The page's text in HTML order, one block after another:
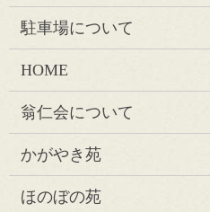
駐車場について
HOME
翁仁会について
かがやき苑
ほのぼの苑